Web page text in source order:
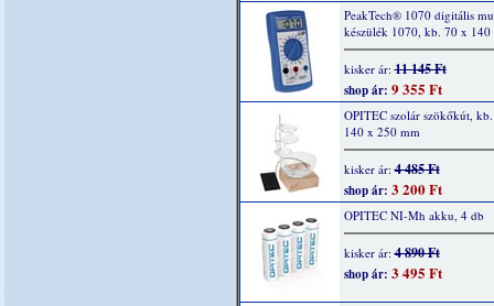
PeakTech® 1070 digitális
készülék 1070, kb. 70 x
kisker ár:11 145 Ft
shop ár: 9 355 Ft
OPITEC szolár szökőkút,
140 x 250 mm
kisker ár:4 485 Ft
shop ár: 3 200 Ft
OPITEC NI-Mh akku, 4 db
kisker ár:4 890 Ft
shop ár: 3 495 Ft